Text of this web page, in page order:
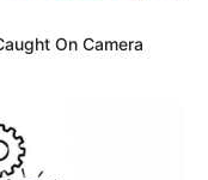
On Camera